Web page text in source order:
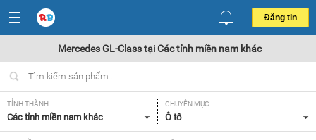
Đăng tin
Mercedes GL-Class tại Các tỉnh miền nam khác
TỈNH THÀNH
Các tỉnh miền nam khác
CHUYÊN MỤC
Ô tô